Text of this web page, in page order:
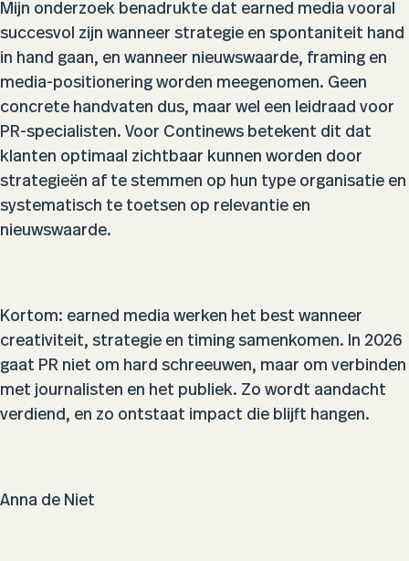
Mijn onderzoek benadrukte dat earned media vooral
succesvol zijn wanneer strategie en spontaniteit hand
in hand gaan, en wanneer nieuwswaarde, framing en
media-positionering worden meegenomen. Geen
concrete handvaten dus, maar wel een leidraad voor
PR-specialisten. Voor Continews betekent dit dat
klanten optimaal zichtbaar kunnen worden door
strategieën af te stemmen op hun type organisatie en
systematisch te toetsen op relevantie en
nieuwswaarde.
Kortom: earned media werken het best wanneer
creativiteit, strategie en timing samenkomen. In 2026
gaat PR niet om hard schreeuwen, maar om verbinden
met journalisten en het publiek. Zo wordt aandacht
verdiend, en zo ontstaat impact die blijft hangen.
Anna de Niet